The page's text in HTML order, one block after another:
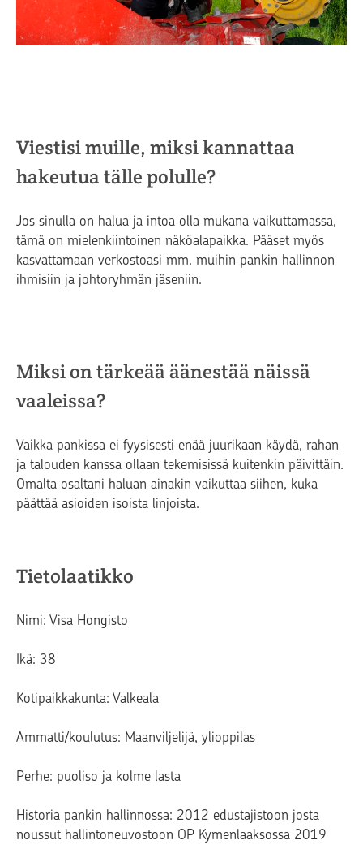
Viestisi muille, miksi kannattaa
hakeutua tälle polulle?
Jos sinulla on halua ja intoa olla mukana vaikuttamassa,
tämä on mielenkiintoinen näköalapaikka. Pääset myös
kasvattamaan verkostoasi mm. muihin pankin hallinnon
ihmisiin ja johtoryhmän jäseniin.
Miksi on tärkeää äänestää näissä
vaaleissa?
Vaikka pankissa ei fyysisesti enää juurikaan käydä, rahan
ja talouden kanssa ollaan tekemisissä kuitenkin päivittäin.
Omalta osaltani haluan ainakin vaikuttaa siihen, kuka
päättää asioiden isoista linjoista.
Tietolaatikko
Nimi: Visa Hongisto
Ikä: 38
Kotipaikkakunta: Valkeala
Ammatti/koulutus: Maanviljelijä, ylioppilas
Perhe: puoliso ja kolme lasta
Historia pankin hallinnossa: 2012 edustajistoon josta
noussut hallintoneuvostoon OP Kymenlaaksossa 2019